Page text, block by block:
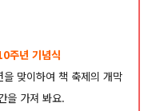
주년 기념식
맞이하여 책 축제의 개막
을 가져 봐요.